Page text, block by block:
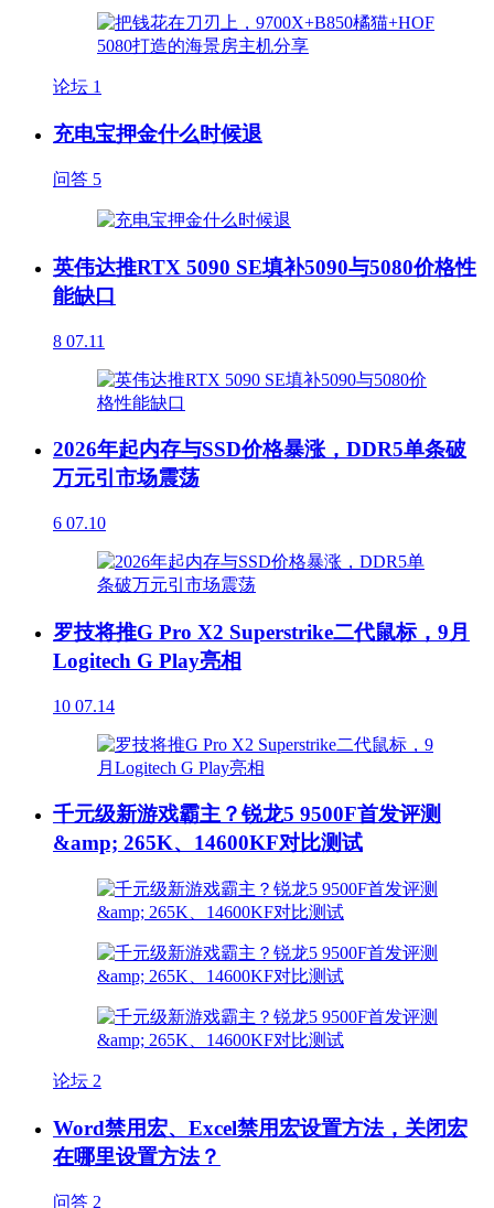
论坛 1
充电宝押金什么时候退
问答 5
英伟达推RTX 5090 SE填补5090与5080价格性
能缺口
8 07.11
2026年起内存与SSD价格暴涨，DDR5单条破
万元引市场震荡
6 07.10
罗技将推G Pro X2 Superstrike二代鼠标，9月
Logitech G Play亮相
10 07.14
千元级新游戏霸主？锐龙5 9500F首发评测
&amp; 265K、14600KF对比测试
论坛 2
Word禁用宏、Excel禁用宏设置方法，关闭宏
在哪里设置方法？
问答 2